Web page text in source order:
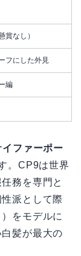
賞なし）
フにした外見
編
ファーポー
。CP9は世界
務を専門と
派として際
をモデルに
髪が最大の